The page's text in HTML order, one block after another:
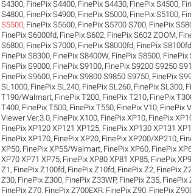
S4300, FinePix S4400, FinePix S4430, FinePix S4500,
S4800, FinePix S4900, FinePix S5000, FinePix S5100,
S5500, FinePix S5600, FinePix S5700 S700, FinePix
FinePix S6000fd, FinePix S602, FinePix S602 ZOOM,
S6800, FinePix S7000, FinePix S8000fd, FinePix S8100fd
FinePix S8300, FinePix S8400W, FinePix S8500, FinePix
FinePix S9000, FinePix S9100, FinePix S9200 S9250
FinePix S9600, FinePix S9800 S9850 S9750, FinePix
SL1000, FinePix SL240, FinePix SL260, FinePix SL300,
T190/Walmart, FinePix T200, FinePix T210, FinePix
T400, FinePix T500, FinePix T550, FinePix V10, FinePix
Viewer Ver.3.0, FinePix X100, FinePix XP10, FinePix
FinePix XP120 XP121 XP125, FinePix XP130 XP131
FinePix XP170, FinePix XP20, FinePix XP200/XP210,
XP50, FinePix XP55/Walmart, FinePix XP60, FinePix
XP70 XP71 XP75, FinePix XP80 XP81 XP85, FinePix
Z1 , FinePix Z100fd, FinePix Z10fd, FinePix Z2, FinePix
Z30, FinePix Z300, FinePix Z33WP, FinePix Z35, FinePix
FinePix Z70, FinePix Z700EXR, FinePix Z90, FinePix